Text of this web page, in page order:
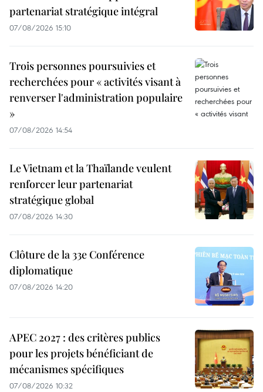
partenariat stratégique intégral
07/08/2026 15:10
Trois personnes poursuivies et
recherchées pour « activités visant à
renverser l'administration populaire
»
07/08/2026 14:54
Le Vietnam et la Thaïlande veulent
renforcer leur partenariat
stratégique global
07/08/2026 14:30
Clôture de la 33e Conférence
diplomatique
07/08/2026 14:20
APEC 2027 : des critères publics
pour les projets bénéficiant de
mécanismes spécifiques
07/08/2026 10:32